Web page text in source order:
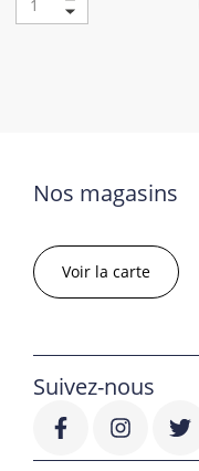
Nos magasins
Voir la carte
Suivez-nous